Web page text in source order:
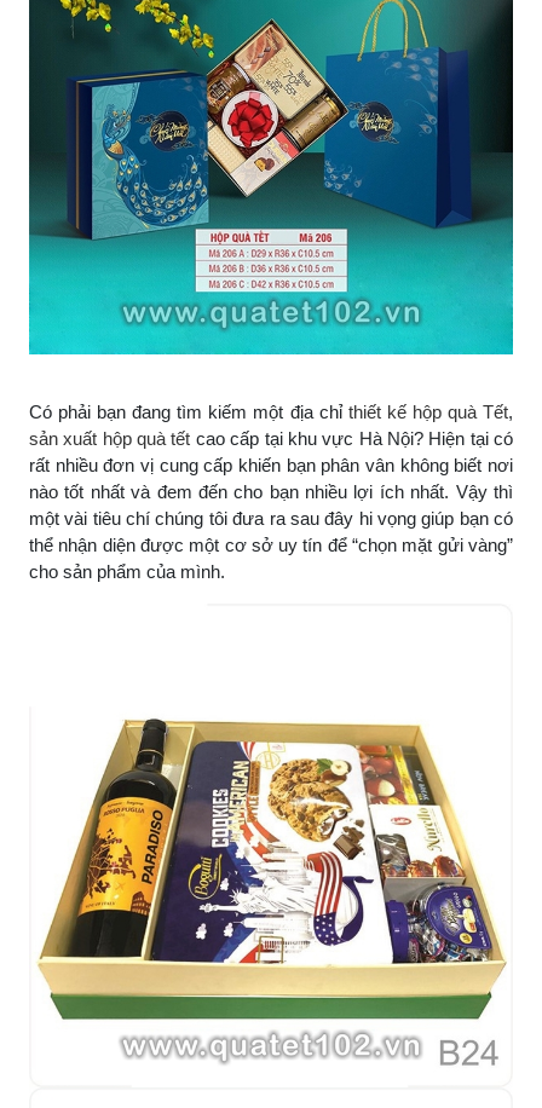
Có phải bạn đang tìm kiếm một địa chỉ thiết kế hộp quà Tết,
sản xuất hộp quà tết cao cấp tại khu vực Hà Nội? Hiện tại có
rất nhiều đơn vị cung cấp khiến bạn phân vân không biết nơi
nào tốt nhất và đem đến cho bạn nhiều lợi ích nhất. Vậy thì
một vài tiêu chí chúng tôi đưa ra sau đây hi vọng giúp bạn có
thể nhận diện được một cơ sở uy tín để “chọn mặt gửi vàng”
cho sản phẩm của mình.